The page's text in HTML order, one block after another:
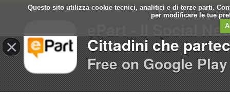
Questo sito utilizza cookie tecnici, analitici e di terze parti.
per modificare le tue
×
ePart - Il Social
Cittadini che
Free on Google Play